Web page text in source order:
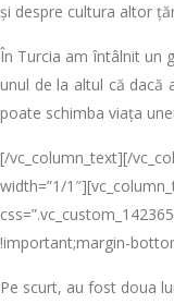
și despre cultura altor
În Turcia am întâlnit un
unul de la altul că dacă
poate schimba viața
[/vc_column_text][/
width=”1/
!important;margin-
Pe scurt, au fost doua